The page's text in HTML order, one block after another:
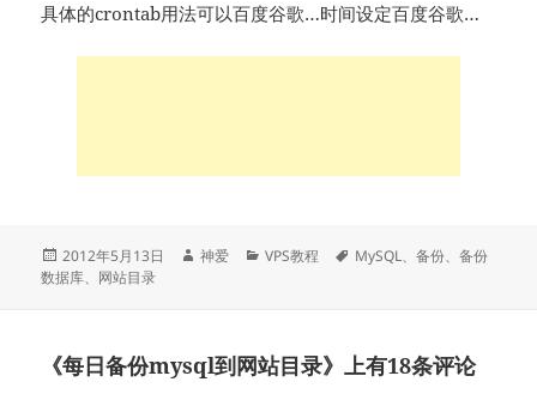
具体的crontab用法可以百度谷歌…时间设定百度谷歌…
发
布
2012年5月13日
作
神爱
分
VPS教程
标
MySQL、备份、备份
数据库、 网站目录
《每日备份mysql到网站目录》上有18条评论